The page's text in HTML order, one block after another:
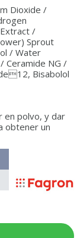
Dioxide /
/
Sprout
/ Water
Ceramide NG /
Bisabolol
en polvo, y dar
obtener un